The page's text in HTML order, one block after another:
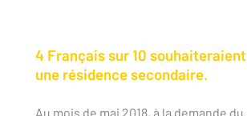
4 Français sur 10
une résidence secondaire.
Au mois de mai 2018, à la demande